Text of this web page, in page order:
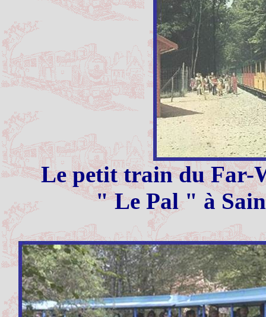
Le petit train du Far-
" Le Pal " à